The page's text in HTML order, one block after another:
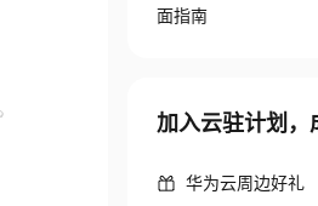
面指南
加入云驻计划，
华为云周边好礼